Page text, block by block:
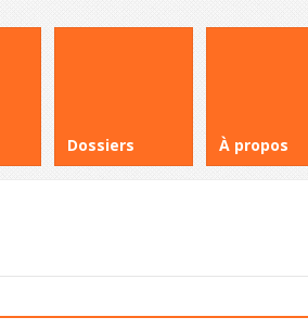
Dossiers À propos